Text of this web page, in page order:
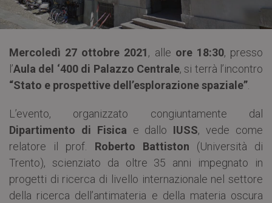
Mercoledì 27 ottobre 2021, alle ore 18:30, presso
l’Aula del ‘400 di Palazzo Centrale, si terrà l’incontro
“Stato e prospettive dell’esplorazione spaziale”
L’evento, organizzato congiuntamente dal
Dipartimento di Fisica e dallo IUSS, vede come
relatore il prof. Roberto Battiston (Università di
Trento), scienziato da oltre 35 anni impegnato in
progetti di ricerca di livello internazionale nel settore
della ricerca dell’antimateria e della materia oscura